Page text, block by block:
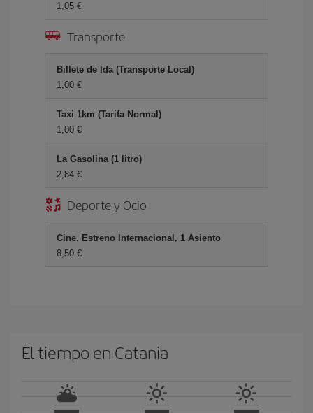
1,05 €
Transporte
Billete de Ida (Transporte Local)
1,00 €
Taxi 1km (Tarifa Normal)
1,00 €
La Gasolina (1 litro)
2,84 €
Deporte y Ocio
Cine, Estreno Internacional, 1 Asiento
8,50 €
El tiempo en Catania